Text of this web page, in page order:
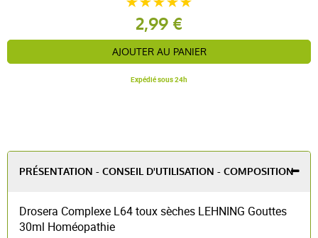
2,99 €
AJOUTER AU PANIER
Expédié sous 24h
PRÉSENTATION - CONSEIL D'UTILISATION - COMPOSITION
Drosera Complexe L64 toux sèches LEHNING Gouttes
30ml Homéopathie